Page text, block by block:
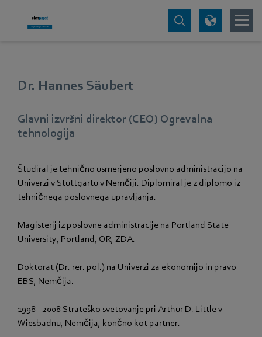
Dr. Hannes Säubert
Glavni izvršni direktor (CEO) Ogrevalna
tehnologija
Študiral je tehnično usmerjeno poslovno administracijo na
Univerzi v Stuttgartu v Nemčiji. Diplomiral je z diplomo iz
tehničnega poslovnega upravljanja.
Magisterij iz poslovne administracije na Portland State
University, Portland, OR, ZDA.
Doktorat (Dr. rer. pol.) na Univerzi za ekonomijo in pravo
EBS, Nemčija.
1998 - 2008 Strateško svetovanje pri Arthur D. Little v
Wiesbadnu, Nemčija, končno kot partner.